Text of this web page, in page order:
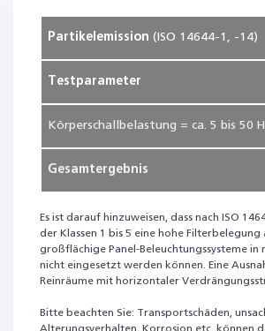
Partikelemission(ISO 14644-1, -14)
Testparameter
Körperschallbelastung = ca. 5 bis 50
Gesamtergebnis
Es ist darauf hinzuweisen, dass nach ISO
der Klassen 1 bis 5 eine hohe Filterbelegung
großflächige Panel-Beleuchtungssysteme in
nicht eingesetzt werden können. Eine
Reinräume mit horizontaler
Bitte beachten Sie: Transportschäden,
Alterungsverhalten, Korrosion etc. können